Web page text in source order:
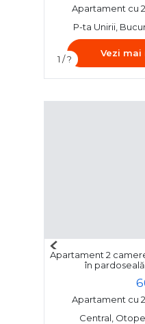
1 / ?
Apartament cu
P-ta Unirii,
Vezi
Apartament 2
în
Apartament cu
Central,